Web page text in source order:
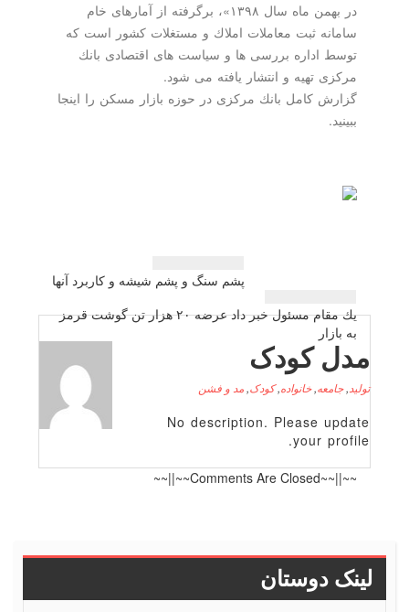
در بهمن ماه سال ۱۳۹۸»، برگرفته از آمارهای خام
سامانه ثبت معاملات املاك و مستغلات كشور است كه
توسط اداره بررسی ها و سیاست های اقتصادی بانك
مركزی تهیه و انتشار یافته می شود.
گزارش كامل بانك مركزی در حوزه بازار مسكن را اینجا
ببینید.
نوشته
پشم سنگ و پشم شیشه و كاربرد آنها
یك مقام مسئول خبر داد عرضه ۲۰ هزار تن گوشت قرمز
به بازار
مدل کودک
تولید ,جامعه,خانواده,کودک, مد و فشن
No description. Please update
your profile.
~~||~~Comments Are Closed~~||~~
لینک دوستان